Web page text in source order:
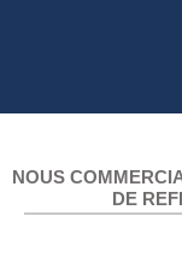
NOUS
DE